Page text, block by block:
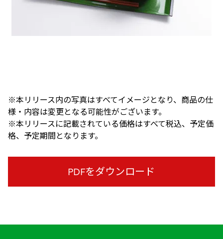
※本リリース内の写真はすべてイメージとなり、商品の仕
様・内容は変更となる可能性がございます。
※本リリースに記載されている価格はすべて税込、予定価
格、予定期間となります。
PDFをダウンロード